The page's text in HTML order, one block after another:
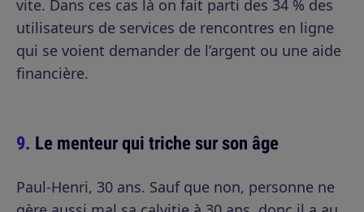
vite. Dans ces cas là on fait parti des 34 % des
utilisateurs de services de rencontres en ligne
qui se voient demander de l’argent ou une aide
financière.
Le menteur qui triche sur son âge
Paul-Henri, 30 ans. Sauf que non, personne ne